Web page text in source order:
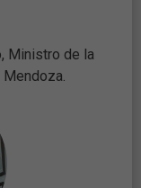
Ministro de la